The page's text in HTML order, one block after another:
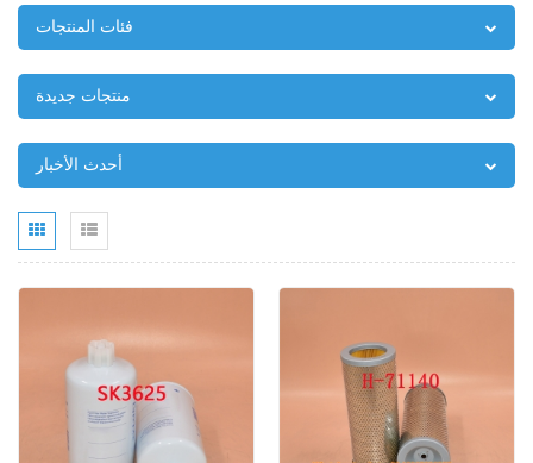
فئات المنتجات
منتجات جديدة
أحدث الأخبار